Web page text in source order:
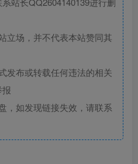
立场，并不代表本站赞同其
发布或转载任何违法的相关
，如发现链接失效，请联系